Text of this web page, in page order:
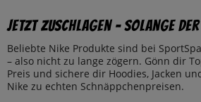
Jetzt zuschlagen – solange
Beliebte Nike Produkte sind bei
– also nicht zu lange zögern. Gönn dir
Preis und sichere dir Hoodies, Jacken
Nike zu echten Schnäppchenpreisen.